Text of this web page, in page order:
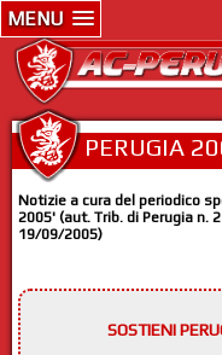
MENU
PERUGIA
Notizie a cura del periodico
2005' (aut. Trib. di Perugia n.
19/09/2005)
SOSTIENI